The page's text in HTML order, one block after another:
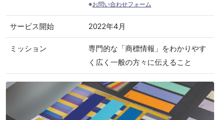
※お問い合わせフォーム
サービス開始 2022年4月
ミッション
専門的な「商標情報」をわかりやす
く広く一般の方々に伝えること